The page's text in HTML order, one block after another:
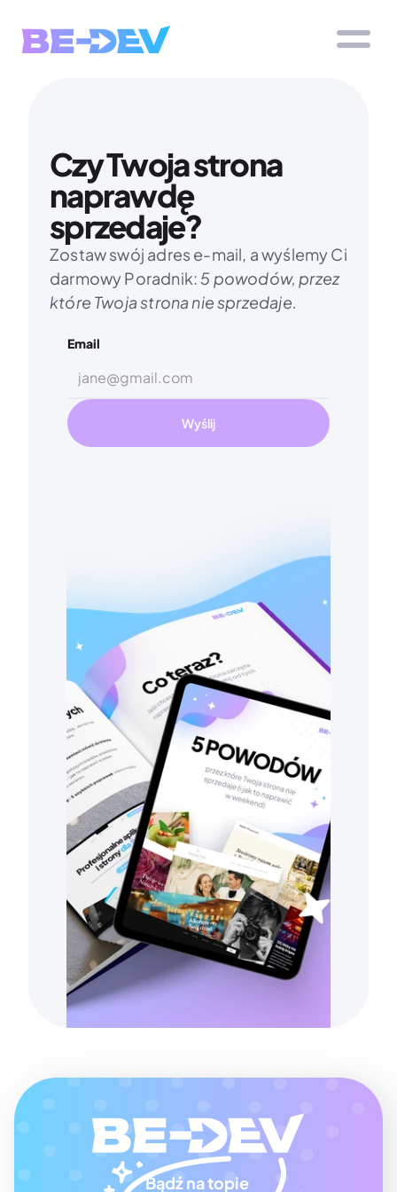
Czy Twoja strona
naprawdę
sprzedaje?
Zostaw swój adres e-mail, a wyślemy Ci
darmowy Poradnik: 5 powodów, przez
które Twoja strona nie sprzedaje.
Email
Wyślij
Bądź na topie